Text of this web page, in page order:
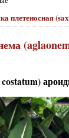
плетеносная